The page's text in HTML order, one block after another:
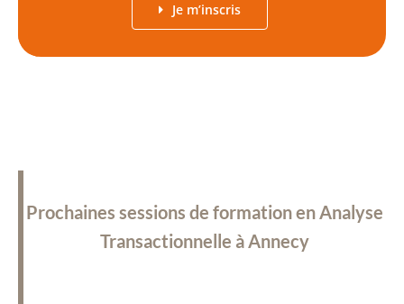
Je m’inscris
Prochaines sessions de formation en Analyse
Transactionnelle à Annecy